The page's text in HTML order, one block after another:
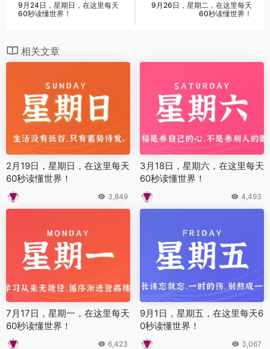
9月24日，星期日，在这里每天
60秒读懂世界！
9月26日，星期二，在这里每天
60秒读懂世界！
相关文章
2月19日，星期日，在这里每天
60秒读懂世界！
3,849
3月18日，星期六，在这里每天
60秒读懂世界！
4,493
7月17日，星期一，在这里每天
60秒读懂世界！
6,423
9月1日，星期五，在这里每天6
0秒读懂世界！
3,067